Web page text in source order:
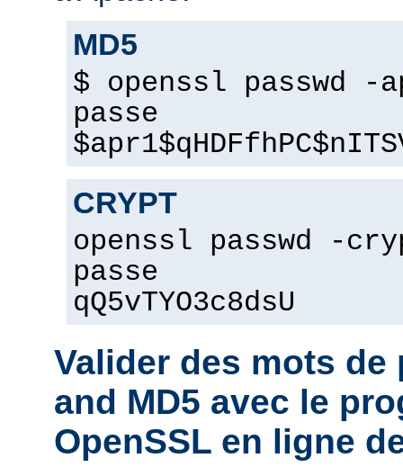
MD5
$ openssl passwd -
passe
CRYPT
openssl passwd -
passe
qQ5vTYO3c8dsU
Valider des mots de
and MD5 avec le
OpenSSL en ligne